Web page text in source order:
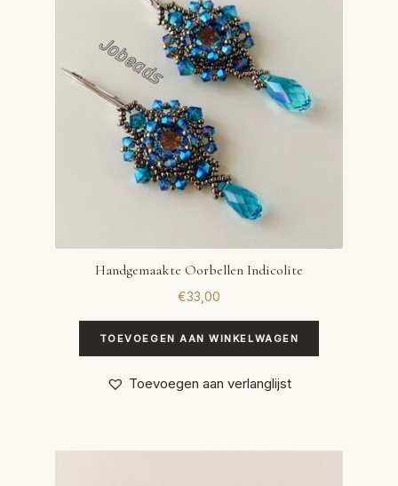
Handgemaakte Oorbellen Indicolite
€33,00
TOEVOEGEN AAN WINKELWAGEN
Toevoegen aan verlanglijst